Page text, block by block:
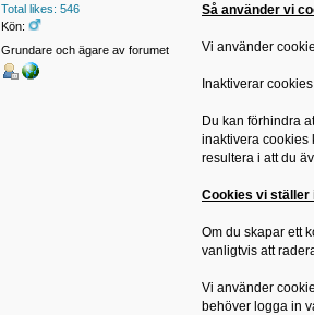
Total likes: 546
Kön:
Grundare och ägare av forumet
Så använder vi
Vi använder
Inaktiverar cookies
Du kan förhindra
inaktivera cookies
resultera i att du
Cookies vi ställer
Om du skapar ett
vanligtvis att
Vi använder
behöver logga in